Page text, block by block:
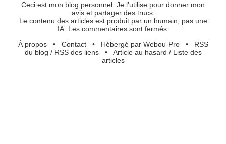
Ceci est mon blog personnel. Je l’utilise pour donner mon
avis et partager des trucs.
Le contenu des articles est produit par un humain, pas une
IA. Les commentaires sont fermés.
À propos• Contact• Hébergé par Webou-Pro• RSS
du blog / RSS des liens• Article au hasard / Liste des
articles